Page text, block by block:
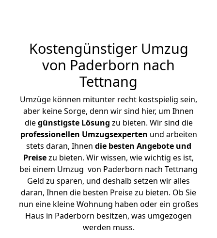
Kostengünstiger Umzug
von Paderborn nach
Tettnang
Umzüge können mitunter recht kostspielig sein,
aber keine Sorge, denn wir sind hier, um Ihnen
diegünstigste Lösung zu bieten. Wir sind die
professionellen Umzugsexperten und arbeiten
stets daran, Ihnen die besten Angebote und
Preisezu bieten. Wir wissen, wie wichtig es ist,
bei einem Umzug von Paderborn nach Tettnang
Geld zu sparen, und deshalb setzen wir alles
daran, Ihnen die besten Preise zu bieten. Ob Sie
nun eine kleine Wohnung haben oder ein großes
Haus in Paderborn besitzen, was umgezogen
werden muss.